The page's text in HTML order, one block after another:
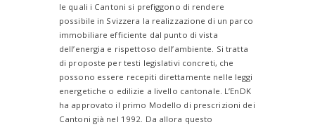
le quali i Cantoni si prefiggono di rendere
possibile in Svizzera la realizzazione di un parco
immobiliare efficiente dal punto di vista
dell’energia e rispettoso dell’ambiente. Si tratta
di proposte per testi legislativi concreti, che
possono essere recepiti direttamente nelle leggi
energetiche o edilizie a livello cantonale. L’EnDK
ha approvato il primo Modello di prescrizioni dei
Cantoni già nel 1992. Da allora questo